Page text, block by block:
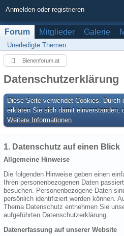
Anmelden oder registrieren
Forum Mitglieder Galerie
Unerledigte Themen
Bienenforum.at
Datenschutzerklärung
Diese Seite verwendet Cookies. Durch
erklären Sie sich damit einverstanden,
Weitere Informationen
1. Datenschutz auf einen Blick
Allgemeine Hinweise
Die folgenden Hinweise geben einen
Ihren personenbezogenen Daten
besuchen. Personenbezogene Daten
persönlich identifiziert werden können.
Thema Datenschutz entnehmen Sie
aufgeführten Datenschutzerklärung.
Datenerfassung auf unserer Website